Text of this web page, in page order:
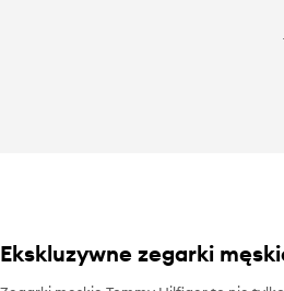
Ekskluzywne zegarki